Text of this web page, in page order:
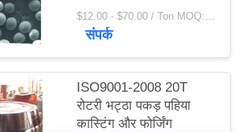
$12.00 - $70.00 / Ton MOQ:1 टन / टन
संपर्क
ISO9001-2008 20T
रोटरी भट्ठा पकड़ पहिया
कास्टिंग और फोर्जिंग